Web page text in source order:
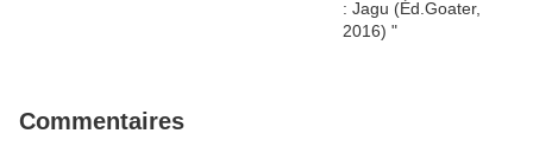
Commentaires